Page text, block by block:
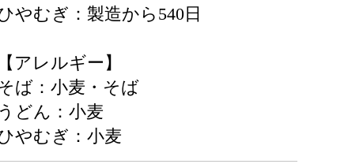
やむぎ：製造から540日
【アレルギー】
ば：小麦・そば
うどん：小麦
やむぎ：小麦